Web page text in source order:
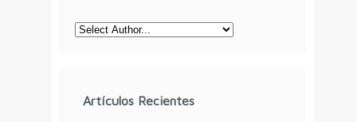
Artículos Recientes